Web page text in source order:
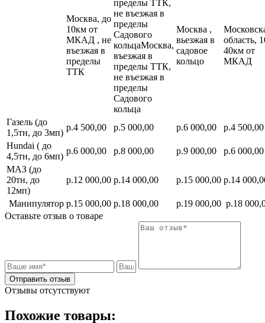
Москва, до
10км от
МКАД , не
въезжая в
пределы
ТТК
пределы ТТК,
не въезжая в
пределы
Садового
кольцаМосква,
въезжая в
пределы ТТК,
не въезжая в
пределы
Садового
кольца
Москва ,
вьезжая в
садовое
кольцо
область,
40км от
МКАД
Газель (до
1,5тн, до 3мп)
р.4 500,00 р.5 000,00 р.6 000,00
р.4 500,00
Hundai ( до
4,5тн, до 6мп)
р.6 000,00 р.8 000,00 р.9 000,00
р.6 000,00
МАЗ (до
20тн, до
12мп)
р.12 000,00 р.14 000,00 р.15 000,00 р.14
Манипулятор р.15 000,00 р.18 000,00 р.19 000,00 р.18
Оставьте отзыв о товаре
Отправить отзыв
Отзывы отсутствуют
Похожие товары: